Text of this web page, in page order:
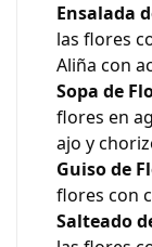
Ensalada
las flores
Aliña con
Sopa de
flores en
ajo y
Guiso de
flores con
Salteado